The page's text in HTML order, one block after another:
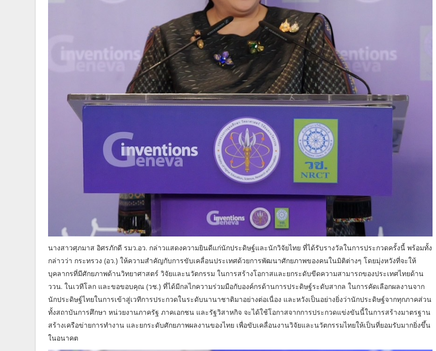
นางสาวศุภมาส อิศรภักดี รมว.อว. กล่าวแสดงความยินดีแก่นักประดิษฐ์และนักวิจัยไทย ที่ได้รับรางวัลในการประกวดครั้งนี้ พร้อมทั้ง
กล่าวว่า กระทรวง (อว.) ให้ความสำคัญกับการขับเคลื่อนประเทศด้วยการพัฒนาศักยภาพของคนในมิติต่างๆ โดยมุ่งหวังที่จะให้
บุคลากรที่มีศักยภาพด้านวิทยาศาสตร์ วิจัยและนวัตกรรม ในการสร้างโอกาสและยกระดับขีดความสามารถของประเทศไทยด้าน
ววน. ในเวทีโลก และขอขอบคุณ (วช.) ที่ได้มีกลไกความร่วมมือกับองค์กรด้านการประดิษฐ์ระดับสากล ในการคัดเลือกผลงานจาก
นักประดิษฐ์ไทยในการเข้าสู่เวทีการประกวดในระดับนานาชาติมาอย่างต่อเนื่อง และหวังเป็นอย่างยิ่งว่านักประดิษฐ์จากทุกภาคส่วน
ทั้งสถาบันการศึกษา หน่วยงานภาครัฐ ภาคเอกชน และรัฐวิสาหกิจ จะได้ใช้โอกาสจากการประกวดแข่งขันนี้ในการสร้างมาตรฐาน
สร้างเครือข่ายการทำงาน และยกระดับศักยภาพผลงานของไทย เพื่อขับเคลื่อนงานวิจัยและนวัตกรรมไทยให้เป็นที่ยอมรับมากยิ่งขึ้น
ในอนาคต